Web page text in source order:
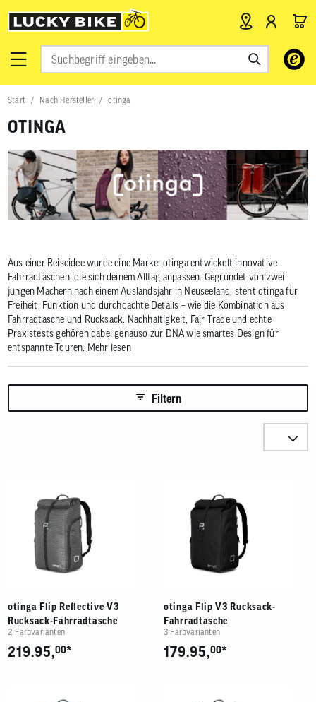
Verwende
Pfeile
nach
das
Ergebnis
Drücke
die
zu
gelangen.
Benutzer
von
Touch-
und
Start Nach Hersteller otinga
OTINGA
Aus einer Reiseidee wurde eine Marke: otinga entwickelt innovative
Fahrradtaschen, die sich deinem Alltag anpassen. Gegründet von zwei
jungen Machern nach einem Auslandsjahr in Neuseeland, steht otinga für
Freiheit, Funktion und durchdachte Details – wie die Kombination aus
Fahrradtasche und Rucksack. Nachhaltigkeit, Fair Trade und echte
Praxistests gehören dabei genauso zur DNA wie smartes Design für
entspannte Touren. Mehr lesen
Filtern
otinga Flip Reflective V3
Rucksack-Fahrradtasche
2 Farbvarianten
219.95,00*
otinga Flip V3 Rucksack-
Fahrradtasche
3 Farbvarianten
179.95,00*